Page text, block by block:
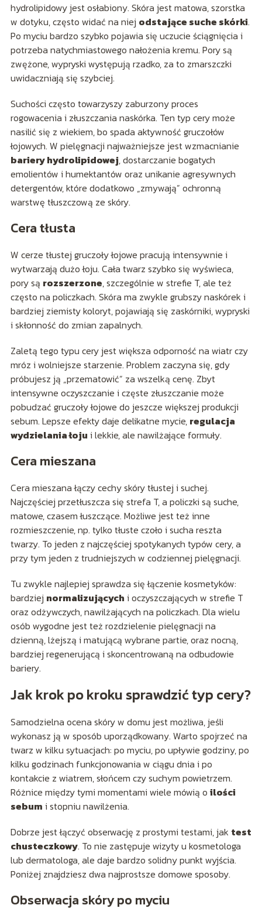
hydrolipidowy jest osłabiony. Skóra jest matowa, szorstka
w dotyku, często widać na niej odstające suche skórki.
Po myciu bardzo szybko pojawia się uczucie ściągnięcia i
potrzeba natychmiastowego nałożenia kremu. Pory są
zwężone, wypryski występują rzadko, za to zmarszczki
uwidaczniają się szybciej.
Suchości często towarzyszy zaburzony proces
rogowacenia i złuszczania naskórka. Ten typ cery może
nasilić się z wiekiem, bo spada aktywność gruczołów
łojowych. W pielęgnacji najważniejsze jest wzmacnianie
bariery hydrolipidowej, dostarczanie bogatych
emolientów i humektantów oraz unikanie agresywnych
detergentów, które dodatkowo „zmywają” ochronną
warstwę tłuszczową ze skóry.
Cera tłusta
W cerze tłustej gruczoły łojowe pracują intensywnie i
wytwarzają dużo łoju. Cała twarz szybko się wyświeca,
pory są rozszerzone, szczególnie w strefie T, ale też
często na policzkach. Skóra ma zwykle grubszy naskórek i
bardziej ziemisty koloryt, pojawiają się zaskórniki, wypryski
i skłonność do zmian zapalnych.
Zaletą tego typu cery jest większa odporność na wiatr czy
mróz i wolniejsze starzenie. Problem zaczyna się, gdy
próbujesz ją „przematowić” za wszelką cenę. Zbyt
intensywne oczyszczanie i częste złuszczanie może
pobudzać gruczoły łojowe do jeszcze większej produkcji
sebum. Lepsze efekty daje delikatne mycie, regulacja
wydzielania łoju i lekkie, ale nawilżające formuły.
Cera mieszana
Cera mieszana łączy cechy skóry tłustej i suchej.
Najczęściej przetłuszcza się strefa T, a policzki są suche,
matowe, czasem łuszczące. Możliwe jest też inne
rozmieszczenie, np. tylko tłuste czoło i sucha reszta
twarzy. To jeden z najczęściej spotykanych typów cery, a
przy tym jeden z trudniejszych w codziennej pielęgnacji.
Tu zwykle najlepiej sprawdza się łączenie kosmetyków:
bardziej normalizujących i oczyszczających w strefie T
oraz odżywczych, nawilżających na policzkach. Dla wielu
osób wygodne jest też rozdzielenie pielęgnacji na
dzienną, lżejszą i matującą wybrane partie, oraz nocną,
bardziej regenerującą i skoncentrowaną na odbudowie
bariery.
Jak krok po kroku sprawdzić typ cery?
Samodzielna ocena skóry w domu jest możliwa, jeśli
wykonasz ją w sposób uporządkowany. Warto spojrzeć na
twarz w kilku sytuacjach: po myciu, po upływie godziny, po
kilku godzinach funkcjonowania w ciągu dnia i po
kontakcie z wiatrem, słońcem czy suchym powietrzem.
Różnice między tymi momentami wiele mówią o ilości
sebum i stopniu nawilżenia.
Dobrze jest łączyć obserwację z prostymi testami, jak test
chusteczkowy. To nie zastępuje wizyty u kosmetologa
lub dermatologa, ale daje bardzo solidny punkt wyjścia.
Poniżej znajdziesz dwa najprostsze domowe sposoby.
Obserwacja skóry po myciu